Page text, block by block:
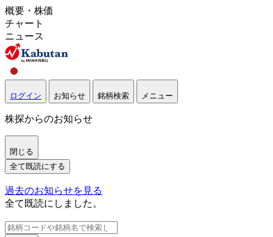
概要・株価
チャート
ニュース
ログイン お知らせ 銘柄検索 メニュー
株探からのお知らせ
閉じる
全て既読にする
過去のお知らせを見る
全て既読にしました。